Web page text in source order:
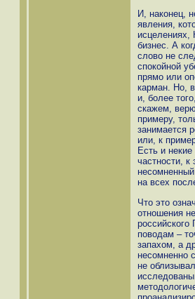
И, наконец,
явления,
исцелениях,
бизнес. А
слово не
спокойной
прямо или
карман. Но,
и, более
скажем,
примеру,
занимается
или, к
Есть и
частности,
на всех
Что это
отношения
поводам –
запахом, а
несомненно
не